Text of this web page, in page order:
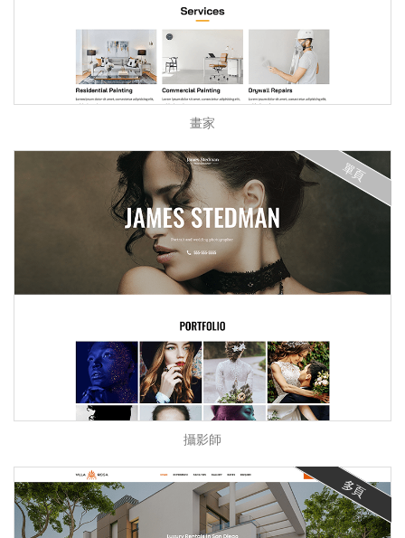
畫家
單頁
攝影師
多頁